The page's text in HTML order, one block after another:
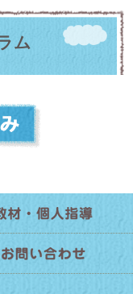
ム